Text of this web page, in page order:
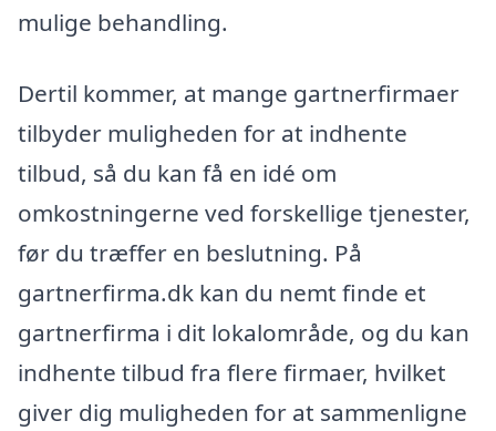
mulige behandling.
Dertil kommer, at mange gartnerfirmaer
tilbyder muligheden for at indhente
tilbud, så du kan få en idé om
omkostningerne ved forskellige tjenester,
før du træffer en beslutning. På
gartnerfirma.dk kan du nemt finde et
gartnerfirma i dit lokalområde, og du kan
indhente tilbud fra flere firmaer, hvilket
giver dig muligheden for at sammenligne